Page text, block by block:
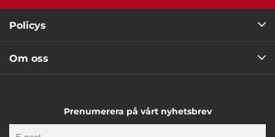
Policys
Om oss
Prenumerera på vårt nyhetsbrev